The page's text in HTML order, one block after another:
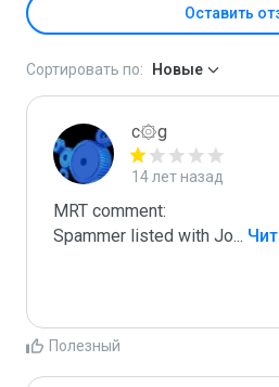
Оставить
Сортировать по: Новые
c۞g
14 лет назад
MRT comment:
Spammer listed with Jo...
Полезный